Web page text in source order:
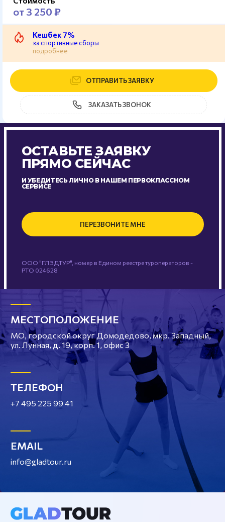
от 3 250 ₽
Кешбек 7%
за спортивные сборы
подробнее
ОТПРАВИТЬ ЗАЯВКУ
ЗАКАЗАТЬ ЗВОНОК
ОСТАВЬТЕ ЗАЯВКУ
ПРЯМО СЕЙЧАС
И УБЕДИТЕСЬ ЛИЧНО В НАШЕМ ПЕРВОКЛАССНОМ
СЕРВИСЕ
ПЕРЕЗВОНИТЕ МНЕ
ООО "ГЛЭДТУР", номер в Едином реестре туроператоров -
РТО 024628
МЕСТОПОЛОЖЕНИЕ
МО, городской округ Домодедово, мкр. Западный,
ул. Лунная, д. 19, корп. 1, офис 3
ТЕЛЕФОН
+7 495 225 99 41
EMAIL
info@gladtour.ru